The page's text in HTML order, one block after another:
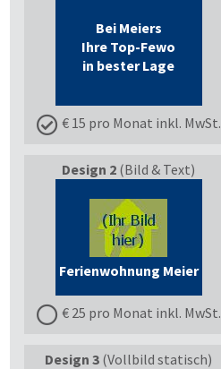
Bei Meiers
Ihre Top-Fewo
in bester Lage
€ 15 pro Monat inkl. MwSt.
Design 2 (Bild & Text)
Ferienwohnung Meier
€ 25 pro Monat inkl. MwSt.
Design 3 (Vollbild statisch)